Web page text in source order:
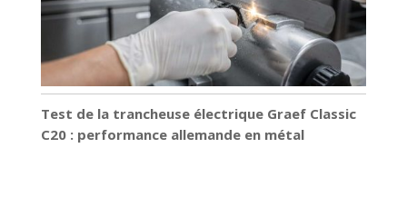
Test de la trancheuse électrique Graef Classic
C20 : performance allemande en métal